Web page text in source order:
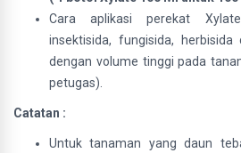
Cara aplikasi perekat
insektisida, fungisida, herbisida
dengan volume tinggi pada
petugas).
Catatan :
Untuk tanaman yang daun